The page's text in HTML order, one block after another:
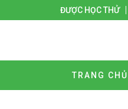
ĐƯỢC HỌC THỬ
TRANG CHỦ